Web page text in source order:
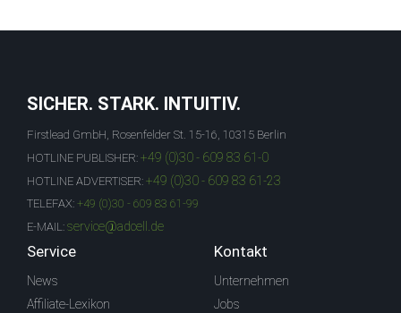
SICHER. STARK. INTUITIV.
Firstlead GmbH, Rosenfelder St. 15-16, 10315 Berlin
HOTLINE PUBLISHER: +49 (0)30 - 609 83 61-0
HOTLINE ADVERTISER: +49 (0)30 - 609 83 61-23
TELEFAX: +49 (0)30 - 609 83 61-99
E-MAIL: service@adcell.de
Service
News
Affiliate-Lexikon
Kontakt
Unternehmen
Jobs